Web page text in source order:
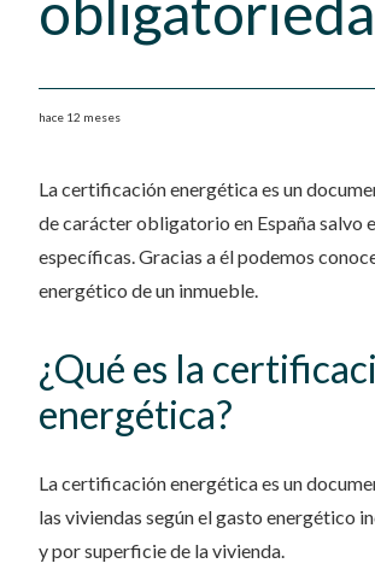
hace 12 meses
La certificación energética es un
de carácter obligatorio en España salvo
específicas. Gracias a él podemos
energético de un inmueble.
¿Qué es la
energética?
La certificación energética es un
las viviendas según el gasto energético
y por superficie de la vivienda.